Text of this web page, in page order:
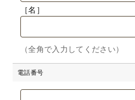
［名］
（全角で入力してください）
電話番号